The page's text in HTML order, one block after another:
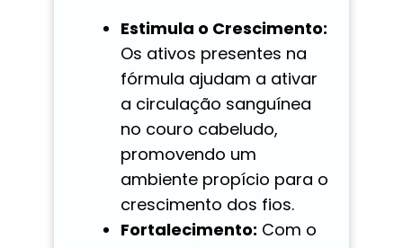
Estimula o Crescimento:
Os ativos presentes na
fórmula ajudam a ativar
a circulação sanguínea
no couro cabeludo,
promovendo um
ambiente propício para o
crescimento dos fios.
Fortalecimento: Com o